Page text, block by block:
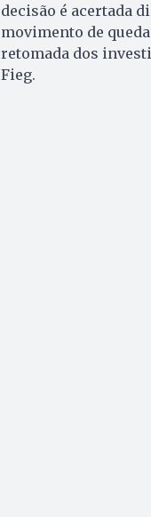
decisão é acertada
movimento de
retomada dos
Fieg.